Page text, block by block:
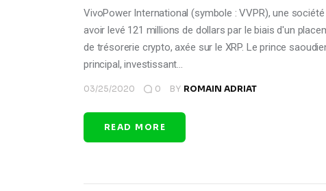
VivoPower International (symbole : VVPR), une
avoir levé 121 millions de dollars par le biais d'un
de trésorerie crypto, axée sur le XRP. Le prince
principal, investissant…
03/25/2020 0 BY ROMAIN ADRIAT
READ MORE